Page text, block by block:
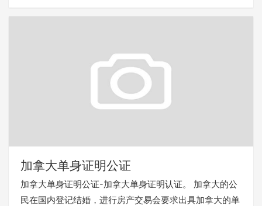
加拿大单身证明公证
加拿大单身证明公证-加拿大单身证明认证。 加拿大的公
民在国内登记结婚，进行房产交易会要求出具加拿大的单